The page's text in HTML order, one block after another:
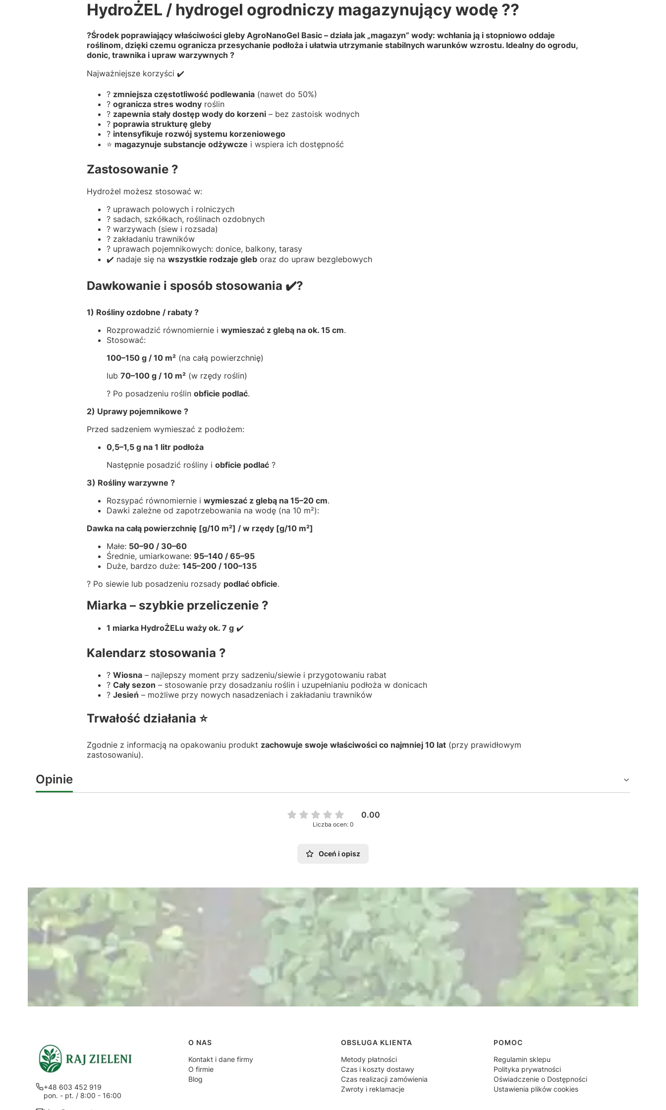
HydroŻEL / hydrogel ogrodniczy magazynujący wodę ??
?Środek poprawiający właściwości gleby AgroNanoGel Basic – działa jak „magazyn” wody: wchłania ją i stopniowo oddaje
roślinom, dzięki czemu ogranicza przesychanie podłoża i ułatwia utrzymanie stabilnych warunków wzrostu. Idealny do ogrodu,
donic, trawnika i upraw warzywnych ?
Najważniejsze korzyści ✔️
? zmniejsza częstotliwość podlewania(nawet do 50%)
? ogranicza stres wodnyroślin
? zapewnia stały dostęp wody do korzeni– bez zastoisk wodnych
? poprawia strukturę gleby
? intensyfikuje rozwój systemu korzeniowego
⭐ magazynuje substancje odżywcze i wspiera ich dostępność
Zastosowanie ?
Hydrożel możesz stosować w:
? uprawach polowych i rolniczych
? sadach, szkółkach, roślinach ozdobnych
? warzywach (siew i rozsada)
? zakładaniu trawników
? uprawach pojemnikowych: donice, balkony, tarasy
✔️ nadaje się na wszystkie rodzaje gleboraz do upraw bezglebowych
Dawkowanie i sposób stosowania ✔️?
1) Rośliny ozdobne / rabaty ?
Rozprowadzić równomiernie i wymieszać z glebą na ok. 15 cm.
Stosować:
100–150 g / 10 m²(na całą powierzchnię)
lub 70–100 g / 10 m²(w rzędy roślin)
? Po posadzeniu roślin obficie podlać.
2) Uprawy pojemnikowe ?
Przed sadzeniem wymieszać z podłożem:
0,5–1,5 g na 1 litr podłoża
Następnie posadzić rośliny i obficie podlać?
3) Rośliny warzywne ?
Rozsypać równomiernie i wymieszać z glebą na 15–20 cm.
Dawki zależne od zapotrzebowania na wodę (na 10 m²):
Dawka na całą powierzchnię [g/10 m²] / w rzędy [g/10 m²]
Małe: 50–90 / 30–60
Średnie, umiarkowane: 95–140 / 65–95
Duże, bardzo duże: 145–200 / 100–135
? Po siewie lub posadzeniu rozsady podlać obficie.
Miarka – szybkie przeliczenie ?
1 miarka HydroŻELu waży ok. 7 g✔️
Kalendarz stosowania ?
? Wiosna– najlepszy moment przy sadzeniu/siewie i przygotowaniu rabat
? Cały sezon – stosowanie przy dosadzaniu roślin i uzupełnianiu podłoża w donicach
? Jesień – możliwe przy nowych nasadzeniach i zakładaniu trawników
Trwałość działania ⭐
Zgodnie z informacją na opakowaniu produkt zachowuje swoje właściwości co najmniej 10 lat(przy prawidłowym
zastosowaniu).
Opinie
0.00
Liczba ocen: 0
Oceń i opisz
+48 603 452 919
pon. - pt. / 8:00 - 16:00
Linki w stopce
O NAS
Kontakt i dane firmy
O firmie
Blog
OBSŁUGA KLIENTA
Metody płatności
Czas i koszty dostawy
Czas realizacji zamówienia
Zwroty i reklamacje
POMOC
Regulamin sklepu
Polityka prywatności
Oświadczenie o Dostępności
Ustawienia plików cookies